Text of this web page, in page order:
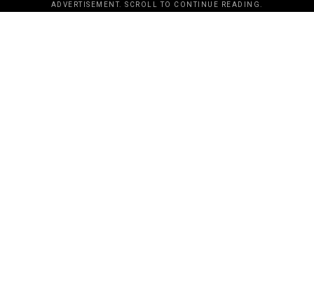
ADVERTISEMENT. SCROLL TO CONTINUE READING.